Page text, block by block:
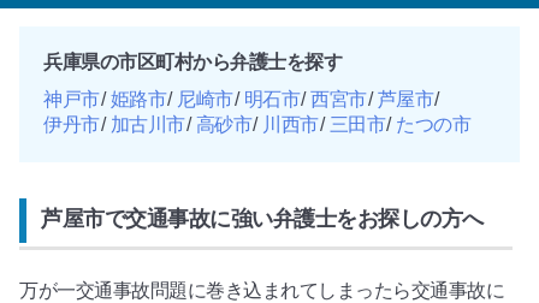
兵庫県の市区町村から弁護士を探す
神戸市 姫路市 尼崎市 明石市 西宮市 芦屋市
伊丹市
加古川市 高砂市 川西市 三田市 たつの市
芦屋市で交通事故に強い弁護士をお探しの方へ
万が一交通事故問題に巻き込まれてしまったら交通事故に